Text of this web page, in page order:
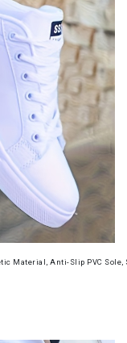
Material, Anti-Slip PVC